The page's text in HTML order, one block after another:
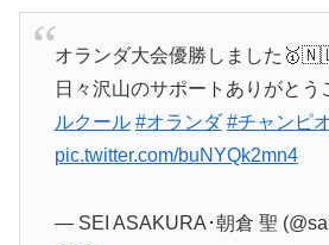
オランダ大会優勝しました
日々沢山のサポートありがとう
ルクール #オランダ #チャンピ
pic.twitter.com/buNYQk2mn4
— SEI ASAKURA･朝倉 聖